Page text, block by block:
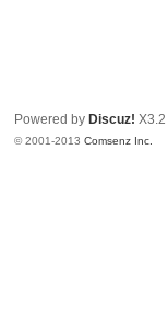
Powered by Discuz! X3.2
© 2001-2013Comsenz Inc.